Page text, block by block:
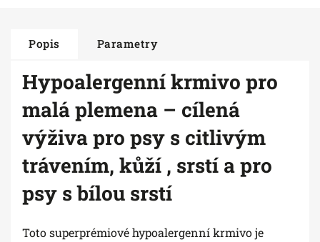
Popis Parametry
Hypoalergenní krmivo pro
malá plemena – cílená
výživa pro psy s citlivým
trávením, kůží , srstí a pro
psy s bílou srstí
Toto superprémiové hypoalergenní krmivo je